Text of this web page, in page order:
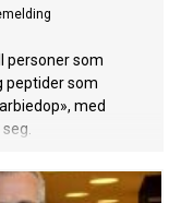
personer som
peptider som
med